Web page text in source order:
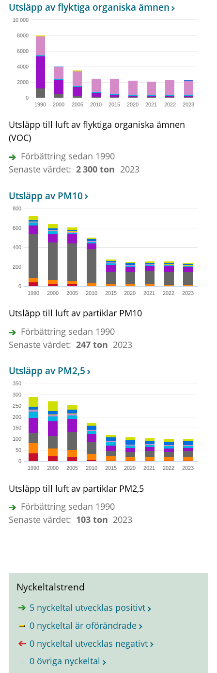
1990 2000 2005 2010 2015 2020 2021 2022 2023
0
2000
4000
6000
8000
10 000
Utsläpp av flyktiga organiska ämnen
Utsläpp till luft av flyktiga organiska ämnen
(VOC)
Förbättring sedan 1990
Senaste värdet: 2300 ton 2023
1990 2000 2005 2010 2015 2020 2021 2022 2023
0
200
400
600
800
Utsläpp av PM10
Utsläpp till luft av partiklar PM10
Förbättring sedan 1990
Senaste värdet: 247 ton 2023
1990 2000 2005 2010 2015 2020 2021 2022 2023
0
50
100
150
200
250
300
350
Utsläpp av PM2,5
Utsläpp till luft av partiklar PM2,5
Förbättring sedan 1990
Senaste värdet: 103 ton 2023
Nyckeltalstrend
5 nyckeltal utvecklas positivt
0 nyckeltal är oförändrade
0 nyckeltal utvecklas negativt
0 övriga nyckeltal